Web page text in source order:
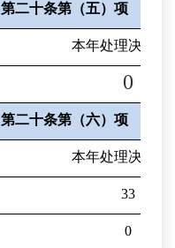
第二十条第（五）项
本年处理决定数
0
第二十条第（六）项
本年处理决定数
33
0